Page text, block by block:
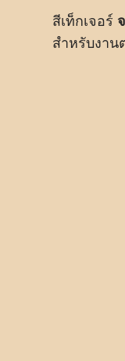
สีเท็กเจอร์
สำหรับงาน